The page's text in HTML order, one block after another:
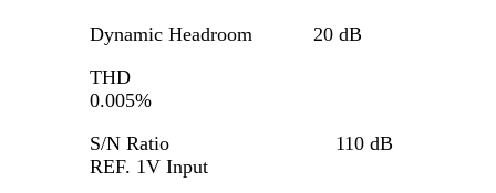
Dynamic Headroom 20 dB
THD
0.005%
S/N Ratio 110 dB
REF. 1V Input